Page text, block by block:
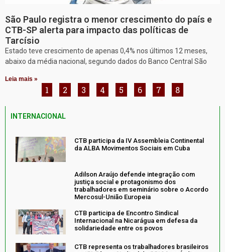
São Paulo registra o menor crescimento do país e
CTB-SP alerta para impacto das políticas de
Tarcísio
Estado teve crescimento de apenas 0,4% nos últimos 12 meses,
abaixo da média nacional, segundo dados do Banco Central São
Leia mais »
1 2 3 4 5 6 7 8
INTERNACIONAL
CTB participa da IV Assembleia Continental
da ALBA Movimentos Sociais em Cuba
Adilson Araújo defende integração com
justiça social e protagonismo dos
trabalhadores em seminário sobre o Acordo
Mercosul-União Europeia
CTB participa de Encontro Sindical
Internacional na Nicarágua em defesa da
solidariedade entre os povos
CTB representa os trabalhadores brasileiros